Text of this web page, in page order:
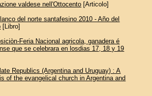
valdese nell'Ottocento [Articolo]
del norte santafesino 2010 - Año del
[Libro]
Feria Nacional agricola, ganadera é
que se celebrara en losdias 17, 18 y 19
Republics (Argentina and Uruguay) : A
of the evangelical church in Argentina and